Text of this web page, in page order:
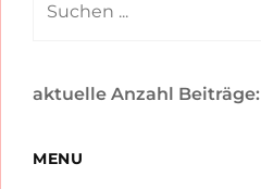
aktuelle Anzahl Beiträge:
MENU